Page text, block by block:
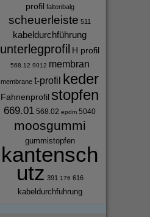
profil faltenbalg
scheuerleiste 511
kabeldurchführung
unterlegprofil H profil
568.12 9012 membran
membrane t-profil keder
Fahnenprofil stopfen
669.01 568.02 epdm 5040
moosgummi
gummistopfen
kantensch
utz 391 176 616
kabeldurchfuhrung